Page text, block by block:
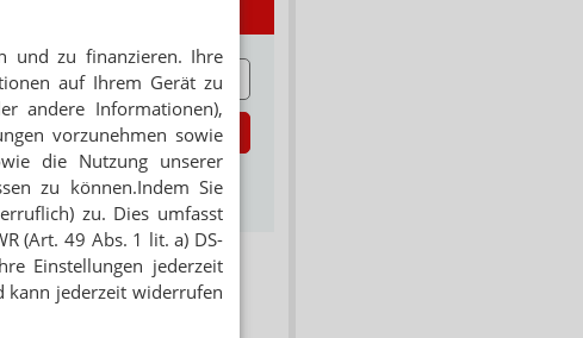
und zu finanzieren. Ihre
auf Ihrem Gerät zu
andere Informationen),
vorzunehmen sowie
die Nutzung unserer
zu können.Indem Sie
zu. Dies umfasst
(Art. 49 Abs. 1 lit. a) DS-
Einstellungen jederzeit
kann jederzeit widerrufen
Jetzt abonnieren
Hinweis zum Newsletter &
Datenschutz